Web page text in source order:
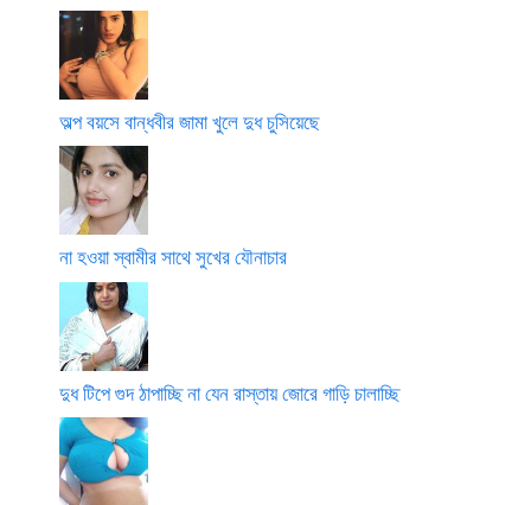
অল্প বয়সে বান্ধবীর জামা খুলে দুধ চুসিয়েছে
না হওয়া স্বামীর সাথে সুখের যৌনাচার
দুধ টিপে গুদ ঠাপাচ্ছি না যেন রাস্তায় জোরে গাড়ি চালাচ্ছি